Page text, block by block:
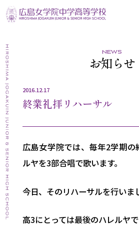
news
お知らせ
2016.12.17
終業礼拝リハーサル
広島女学院では、毎年2学期の
ルヤを3部合唱で歌います。
今日、そのリハーサルを行いま
高3にとっては最後のハレルヤ